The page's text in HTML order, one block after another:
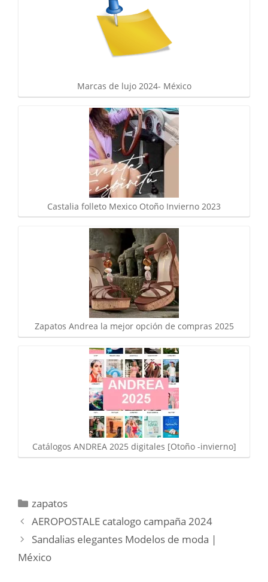
Marcas de lujo 2024- México
Castalia folleto Mexico Otoño Invierno 2023
Zapatos Andrea la mejor opción de compras 2025
Catálogos ANDREA 2025 digitales [Otoño -invierno]
Categorías
zapatos
AEROPOSTALE catalogo campaña 2024
Sandalias elegantes Modelos de moda |
México